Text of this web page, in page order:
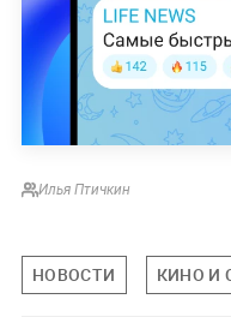
Илья Птичкин
НОВОСТИ КИНО И